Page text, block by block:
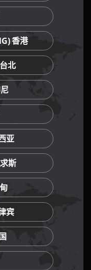
品牌
香港
北
亚
斯
宾